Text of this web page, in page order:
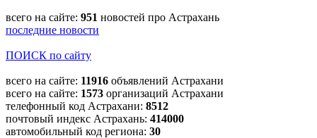
всего на сайте: 951 новостей про Астрахань
последние новости
ПОИСК по сайту
всего на сайте: 11916 объявлений Астрахани
всего на сайте: 1573 организаций Астрахани
телефонный код Астрахани: 8512
почтовый индекс Астрахань: 414000
автомобильный код региона: 30